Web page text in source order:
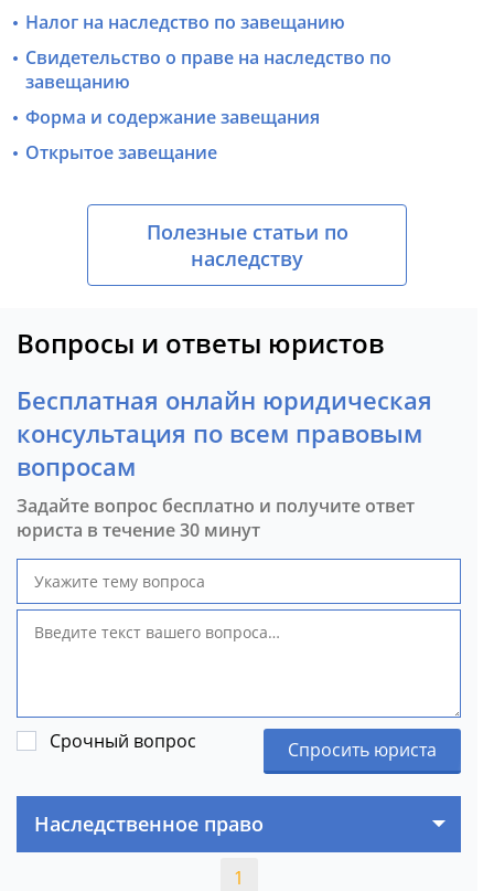
Налог на наследство по завещанию
Свидетельство о праве на наследство по
завещанию
Форма и содержание завещания
Открытое завещание
Полезные статьи по
наследству
Вопросы и ответы юристов
Бесплатная онлайн юридическая
консультация по всем правовым
вопросам
Задайте вопрос бесплатно и получите ответ
юриста в течение 30 минут
Срочный вопрос Спросить юриста
Наследственное право
1